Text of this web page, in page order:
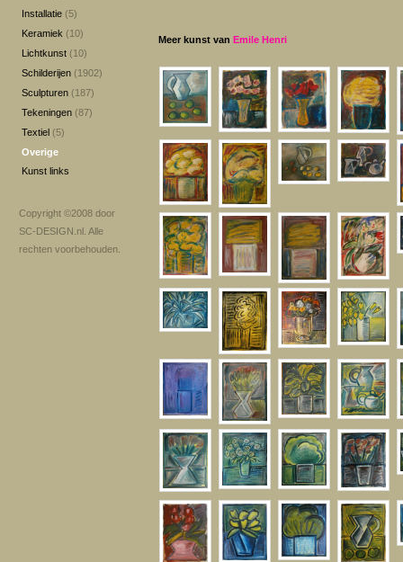
Installatie (5)
Keramiek (10)
Lichtkunst (10)
Schilderijen (1902)
Sculpturen (187)
Tekeningen (87)
Textiel (5)
Overige
Kunst links
Copyright ©2008 door
SC-DESIGN.nl . Alle
rechten voorbehouden.
Meer kunst van Emile Henri